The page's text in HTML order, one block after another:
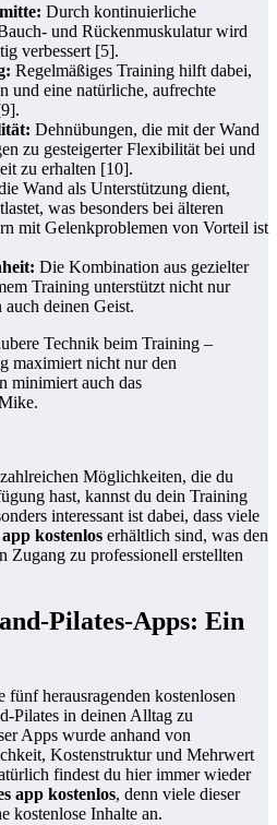
Durch kontinuierliche
und Rückenmuskulatur wird
verbessert [5].
Regelmäßiges Training hilft dabei,
und eine natürliche, aufrechte
Dehnübungen, die mit der Wand
zu gesteigerter Flexibilität bei und
zu erhalten [10].
Wand als Unterstützung dient,
was besonders bei älteren
mit Gelenkproblemen von Vorteil ist
Die Kombination aus gezielter
Training unterstützt nicht nur
deinen Geist.
Technik beim Training –
maximiert nicht nur den
minimiert auch das
Möglichkeiten, die du
hast, kannst du dein Training
interessant ist dabei, dass viele
kostenlos erhältlich sind, was den
Zugang zu professionell erstellten
Pilates-Apps: Ein
herausragenden kostenlosen
Pilates in deinen Alltag zu
Apps wurde anhand von
Kostenstruktur und Mehrwert
findest du hier immer wieder
app kostenlos, denn viele dieser
kostenlose Inhalte an.